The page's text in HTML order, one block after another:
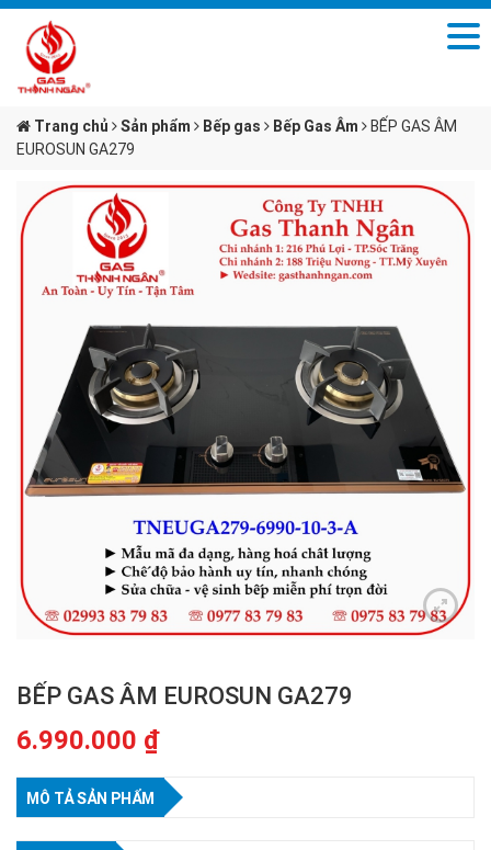
Trang chủ Sản phẩm Bếp gas Bếp Gas Âm
BẾP GAS ÂM
EUROSUN GA279
BẾP GAS ÂM EUROSUN GA279
6.990.000 ₫
MÔ TẢ SẢN PHẨM